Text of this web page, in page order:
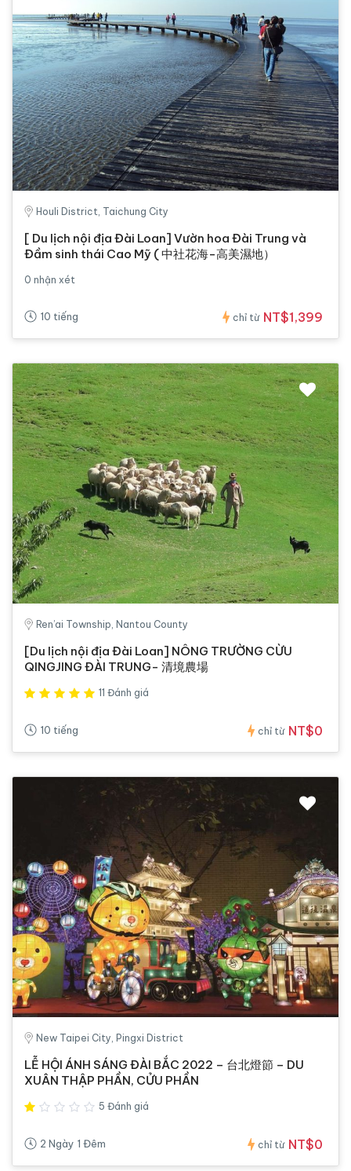
Houli District, Taichung City
[ Du lịch nội địa Đài Loan] Vườn hoa Đài Trung và
Đầm sinh thái Cao Mỹ ( 中社花海-高美濕地）
0 nhận xét
10 tiếng chỉ từ NT$1,399
Ren’ai Township, Nantou County
[Du lịch nội địa Đài Loan] NÔNG TRƯỜNG CỪU
QINGJING ĐÀI TRUNG- 清境農場
11 Đánh giá
10 tiếng chỉ từ NT$0
New Taipei City, Pingxi District
LỄ HỘI ÁNH SÁNG ĐÀI BẮC 2022 – 台北燈節 – DU
XUÂN THẬP PHẦN, CỬU PHẦN
5 Đánh giá
2 Ngày 1 Đêm chỉ từ NT$0